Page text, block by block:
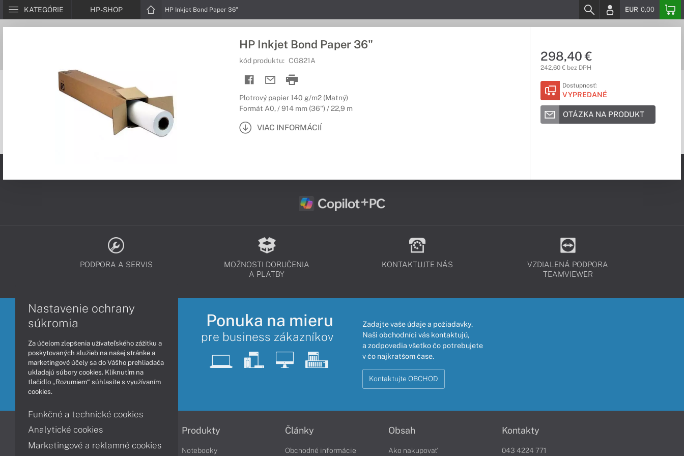
KATEGÓRIE HP-SHOP HP Inkjet Bond Paper 36" EUR 0,00
HP Inkjet Bond Paper 36"
kód produktu: CG821A
Plotrový papier 140 g/m2 (Matný)
Formát A0, / 914 mm (36") / 22,9 m
VIAC INFORMÁCIÍ
298,40 €
242,60 € bez DPH
Dostupnosť:
VYPREDANÉ
OTÁZKA NA PRODUKT
PODPORA A SERVIS
MOŽNOSTI DORUČENIA
A PLATBY
KONTAKTUJTE NÁS
VZDIALENÁ PODPORA
TEAMVIEWER
Ponuka na mieru
pre business zákazníkov
Zadajte vaše údaje a požiadavky.
Naši obchodníci vás kontaktujú,
a zodpovedia všetko čo potrebujete
v čo najkratšom čase.
Kontaktujte OBCHOD
Informácie
Obchodné podmienky
Produkty
Notebooky
Články
Obchodné informácie
Obsah
Ako nakupovať
Kontakty
043 4224 771
Nastavenie ochrany
súkromia
Za účelom zlepšenia užívateľského zážitku a
poskytovaných služieb na našej stránke a
marketingové účely sa do Vášho prehliadača
ukladajú súbory cookies. Kliknutím na
tlačidlo „Rozumiem“ súhlasíte s využívaním
cookies.
Funkčné a technické cookies
Analytické cookies
Marketingové a reklamné cookies